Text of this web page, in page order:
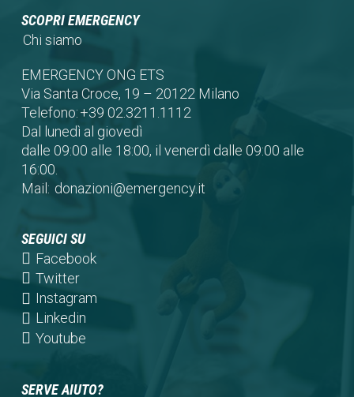
SCOPRI EMERGENCY
Chi siamo
EMERGENCY ONG ETS
Via Santa Croce, 19 – 20122 Milano
Telefono:+39 02.3211.1112
Dal lunedì al giovedì
dalle 09:00 alle 18:00, il venerdì dalle 09:00 alle
16:00.
Mail: donazioni@emergency.it
SEGUICI SU
Facebook(opens
a
Twitter(opens
in
a
new
Instagram(opens
Linkedin(opens
in
tab)
Youtube(opens
SERVE AIUTO?